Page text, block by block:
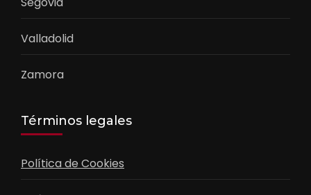
Valladolid
Zamora
Términos legales
Política de Cookies